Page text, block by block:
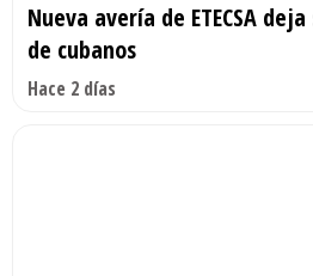
Nueva avería de ETECSA
de cubanos
Hace 2 días